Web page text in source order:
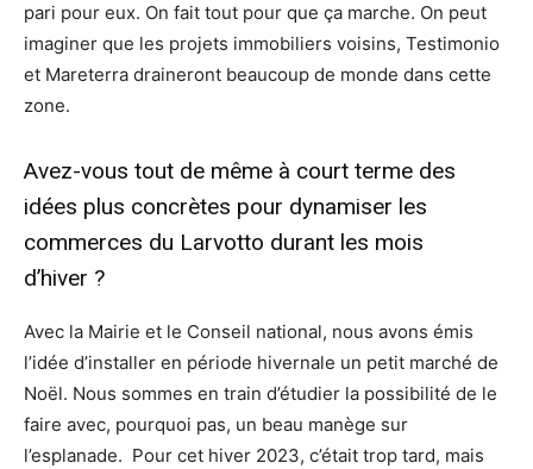
pari pour eux. On fait tout pour que ça marche. On peut
imaginer que les projets immobiliers voisins, Testimonio
et Mareterra draineront beaucoup de monde dans cette
zone.
Avez-vous tout de même à court terme des
idées plus concrètes pour dynamiser les
commerces du Larvotto durant les mois
d’hiver ?
Avec la Mairie et le Conseil national, nous avons émis
l’idée d’installer en période hivernale un petit marché de
Noël. Nous sommes en train d’étudier la possibilité de le
faire avec, pourquoi pas, un beau manège sur
l’esplanade. Pour cet hiver 2023, c’était trop tard, mais